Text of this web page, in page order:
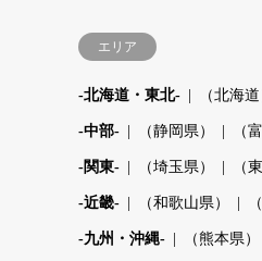
エリア
-北海道・東北- （北海道
-中部- （静岡県） （
-関東- （埼玉県） （
-近畿- （和歌山県）
-九州・沖縄- （熊本県）